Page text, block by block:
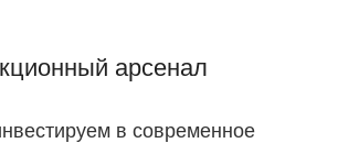
арсенал
в современное